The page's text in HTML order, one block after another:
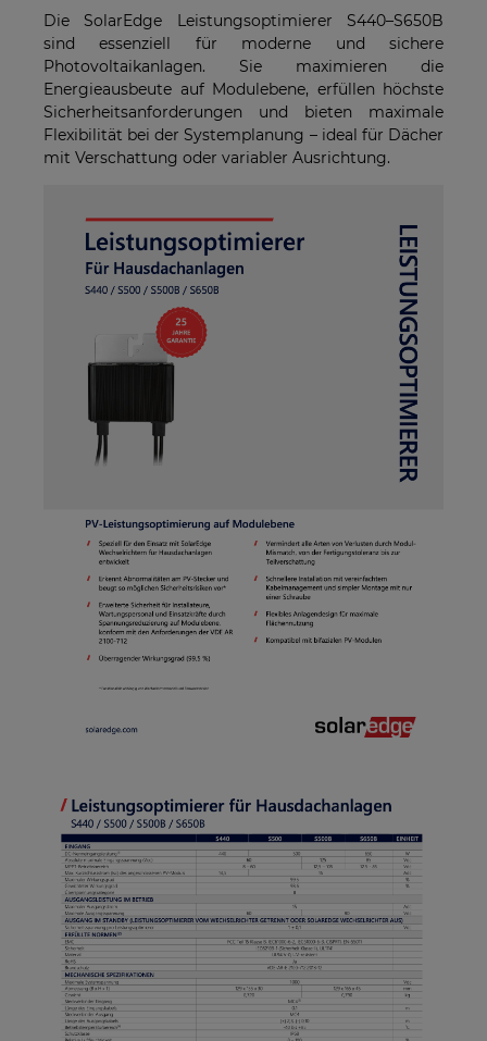
Die SolarEdge Leistungsoptimierer S440–S650B
sind essenziell für moderne und sichere
Photovoltaikanlagen. Sie maximieren die
Energieausbeute auf Modulebene, erfüllen höchste
Sicherheitsanforderungen und bieten maximale
Flexibilität bei der Systemplanung – ideal für Dächer
mit Verschattung oder variabler Ausrichtung.